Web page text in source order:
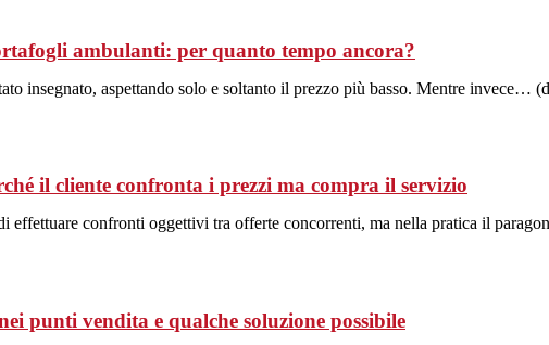
ambulanti: per quanto tempo ancora?
insegnato, aspettando solo e soltanto il prezzo più basso. Mentre invece…
il cliente confronta i prezzi ma compra il servizio
effettuare confronti oggettivi tra offerte concorrenti, ma nella pratica il
punti vendita e qualche soluzione possibile